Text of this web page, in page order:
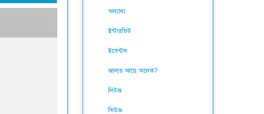
অন্যান্য
ইন্টারভিউ
ইভেন্টস
জানার আছে অনেক?
নিউজ
ভিউজ